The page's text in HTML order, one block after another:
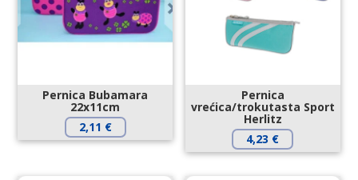
Pernica Bubamara
22x11cm
2,11 €
Pernica
vrećica/trokutasta Sport
Herlitz
4,23 €